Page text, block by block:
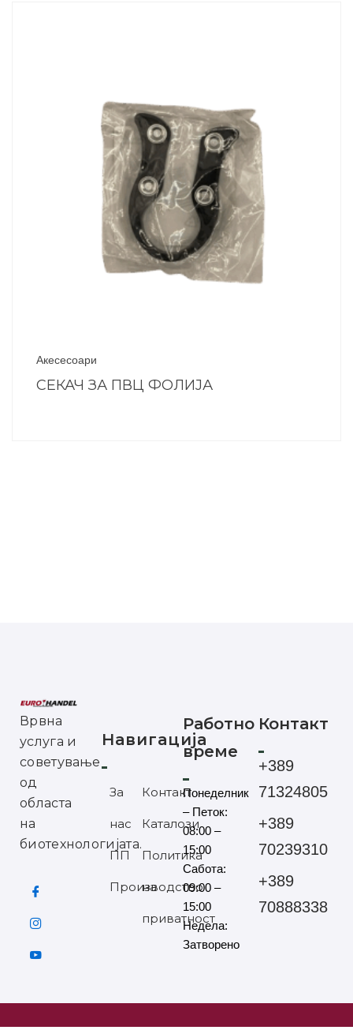
Акесесоари
СЕКАЧ ЗА ПВЦ ФОЛИЈА
Врвна
услуга и
советување
од
областа
на
биотехнологијата.
Навигација
За
нас
ПП
Производство
Контакт
Каталози
Политика
на
приватност
Работно
време
Понеделник
– Петок:
08:00 –
15:00
Сабота:
09:00 –
15:00
Недела:
Затворено
Контакт
+389
71324805
+389
70239310
+389
70888338